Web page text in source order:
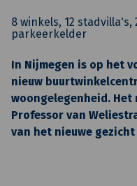
8 winkels, 12
parkeerkelder
In Nijmegen is op het
nieuw
woongelegenheid. Het
Professor van
van het nieuwe